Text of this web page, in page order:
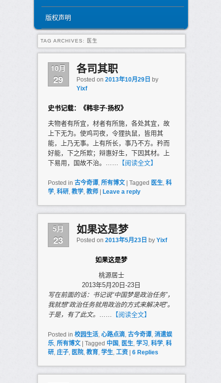
版权声明
TAG ARCHIVES: 医生
10月
29
各司其职
Posted on 2013年10月29日 by
Yixf
史书记载：《韩非子·扬权》
夫物者有所宜，材者有所施，各处其宜，故
上下无为。使鸡司夜，令狸执鼠，皆用其
能，上乃无事。上有所长，事乃不方。矜而
好能，下之所欺；辩惠好生，下因其材。上
下易用，国故不治。……
【阅读全文】
Posted in 古今奇谭, 所有博文 Tagged 医生, 科
学, 科研, 教学, 教师 Leave a reply
5月
23
如果这是梦
Posted on 2013年5月23日 by Yixf
如果这是梦
桃源居士
2013年5月20日-23日
写在前面的话：书记说“中国梦是政治任务”，
我就想“政治任务就用政治的方式来解决吧”。
于是，有了此文。
【阅读全文】
Posted in 校园生活, 心路点滴, 古今奇谭, 消遣娱
乐, 所有博文 | Tagged 中国 医生, 学习, 科学, 科
研, 庄子, 医院, 教育, 学生, 工资 | 6Replies